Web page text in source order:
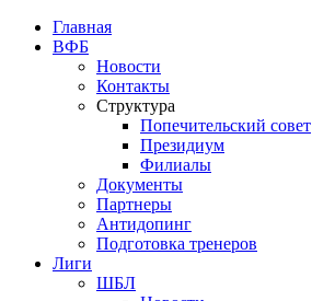
Главная
ВФБ
Новости
Контакты
Структура
Попечительский совет
Президиум
Филиалы
Документы
Партнеры
Антидопинг
Подготовка тренеров
Лиги
ШБЛ